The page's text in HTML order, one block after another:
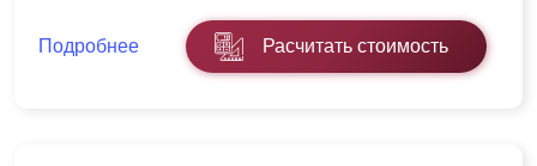
Подробнее Расчитать стоимость